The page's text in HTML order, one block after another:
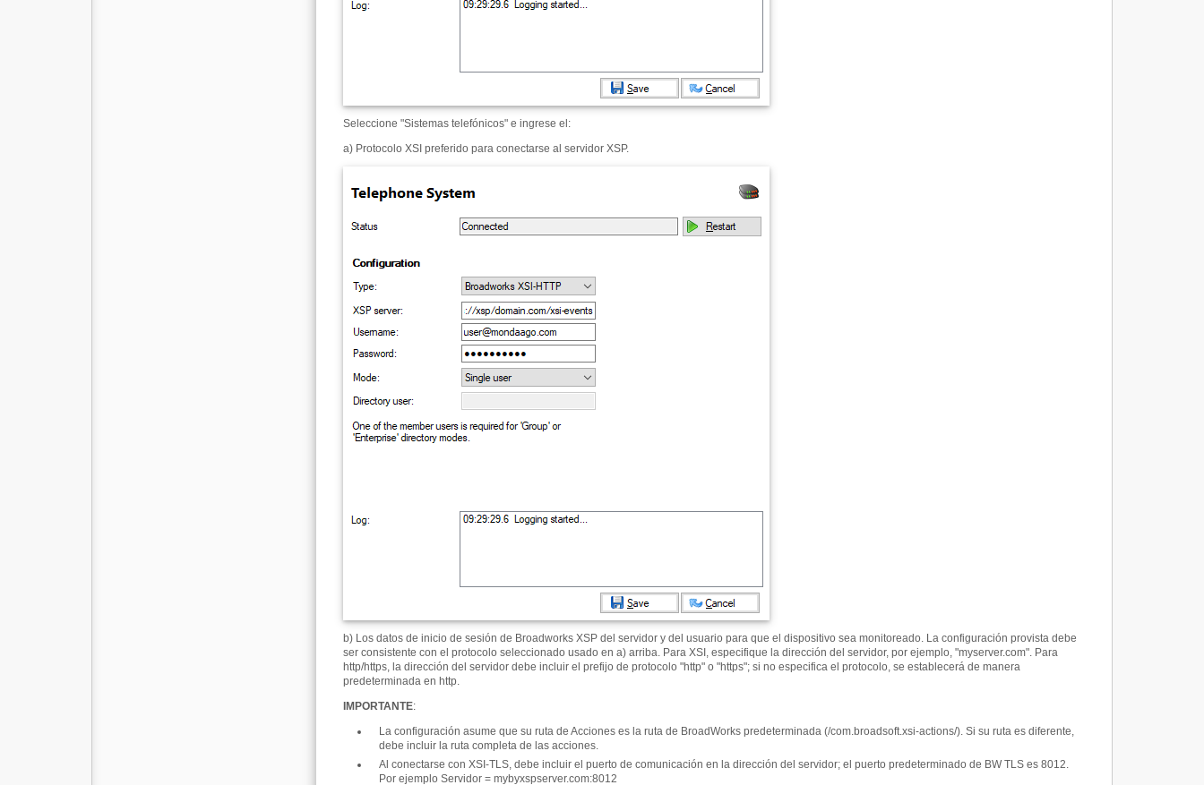
Seleccione "Sistemas telefónicos" e ingrese el:
a) Protocolo XSI preferido para conectarse al servidor XSP.
b) Los datos de inicio de sesión de Broadworks XSP del servidor y del usuario para que el dispositivo sea monitoreado. La configuración provista debe
ser consistente con el protocolo seleccionado usado en a) arriba. Para XSI, especifique la dirección del servidor, por ejemplo, "myserver.com". Para
http/https, la dirección del servidor debe incluir el prefijo de protocolo "http" o "https"; si no especifica el protocolo, se establecerá de manera
predeterminada en http.
IMPORTANTE:
La configuración asume que su ruta de Acciones es la ruta de BroadWorks predeterminada (/com.broadsoft.xsi-actions/). Si su ruta es diferente,
debe incluir la ruta completa de las acciones.
Al conectarse con XSI-TLS, debe incluir el puerto de comunicación en la dirección del servidor; el puerto predeterminado de BW TLS es 8012.
Por ejemplo Servidor = mybyxspserver.com:8012